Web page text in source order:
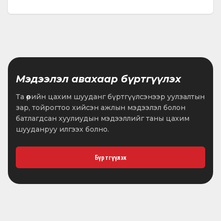
Мэдээлэл авахаар бүртгүүлэх
Та өөрийн цахим шууданг бүртгүүлсэнээр уулзалтын
зар, тойрогтоо хийсэн ажлын мэдээлэл болон
батлагдсан хуулиудын мэдээллийг таны цахим
шууданруу илгээх болно.
Бүртгүүлэх